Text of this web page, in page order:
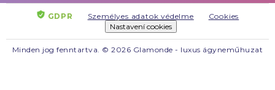
GDPR Személyes adatok védelme
Cookies
Nastavení cookies
Minden jog fenntartva. © 2026 Glamonde - luxus ágyneműhuzat